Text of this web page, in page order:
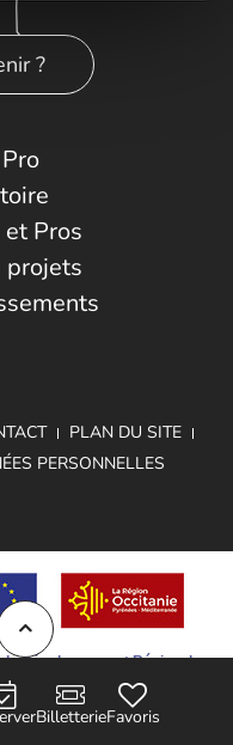
BilletterieFavoris
?
Pros
projets
PLAN DU SITE
PERSONNELLES
Développement Régional